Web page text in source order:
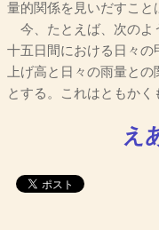
量的関係を見いだすこと
今、たとえば、次のよ
十五日間における日々の
上げ高と日々の雨量との
とする。これはともか
え